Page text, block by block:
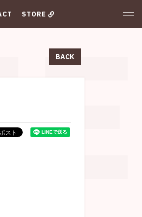
STORE
BACK